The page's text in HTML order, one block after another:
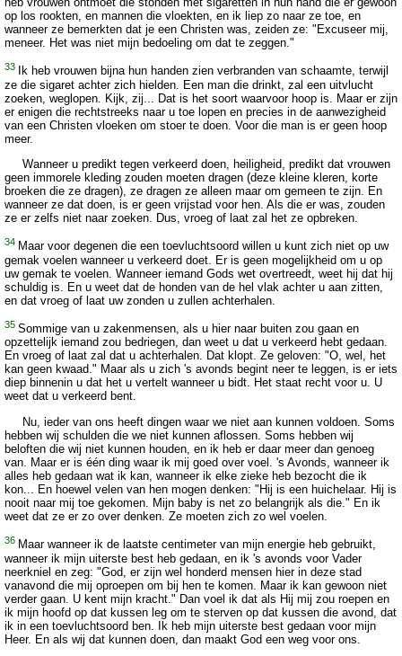
op los rookten, en mannen die vloekten, en ik liep zo naar ze toe, en
wanneer ze bemerkten dat je een Christen was, zeiden ze: "Excuseer mij,
meneer. Het was niet mijn bedoeling om dat te zeggen."
33
Ik heb vrouwen bijna hun handen zien verbranden van schaamte, terwijl
ze die sigaret achter zich hielden. Een man die drinkt, zal een uitvlucht
zoeken, weglopen. Kijk, zij... Dat is het soort waarvoor hoop is. Maar er zijn
er enigen die rechtstreeks naar u toe lopen en precies in de aanwezigheid
van een Christen vloeken om stoer te doen. Voor die man is er geen hoop
meer.
Wanneer u predikt tegen verkeerd doen, heiligheid, predikt dat vrouwen
geen immorele kleding zouden moeten dragen (deze kleine kleren, korte
broeken die ze dragen), ze dragen ze alleen maar om gemeen te zijn. En
wanneer ze dat doen, is er geen vrijstad voor hen. Als die er was, zouden
ze er zelfs niet naar zoeken. Dus, vroeg of laat zal het ze opbreken.
34 Maar voor degenen die een toevluchtsoord willen u kunt zich niet op uw
gemak voelen wanneer u verkeerd doet. Er is geen mogelijkheid om u op
uw gemak te voelen. Wanneer iemand Gods wet overtreedt, weet hij dat hij
schuldig is. En u weet dat de honden van de hel vlak achter u aan zitten,
en dat vroeg of laat uw zonden u zullen achterhalen.
35 Sommige van u zakenmensen, als u hier naar buiten zou gaan en
opzettelijk iemand zou bedriegen, dan weet u dat u verkeerd hebt gedaan.
En vroeg of laat zal dat u achterhalen. Dat klopt. Ze geloven: "O, wel, het
kan geen kwaad." Maar als u zich 's avonds begint neer te leggen, is er iets
diep binnenin u dat het u vertelt wanneer u bidt. Het staat recht voor u. U
weet dat u verkeerd bent.
Nu, ieder van ons heeft dingen waar we niet aan kunnen voldoen. Soms
hebben wij schulden die we niet kunnen aflossen. Soms hebben wij
beloften die wij niet kunnen houden, en ik heb er daar meer dan genoeg
van. Maar er is één ding waar ik mij goed over voel. 's Avonds, wanneer ik
alles heb gedaan wat ik kan, wanneer ik elke zieke heb bezocht die ik
kon... En hoewel velen van hen mogen denken: "Hij is een huichelaar. Hij is
nooit naar mij toe gekomen. Mijn baby is net zo belangrijk als die." En ik
weet dat ze er zo over denken. Ze moeten zich zo wel voelen.
36 Maar wanneer ik de laatste centimeter van mijn energie heb gebruikt,
wanneer ik mijn uiterste best heb gedaan, en ik 's avonds voor Vader
neerkniel en zeg: "God, er zijn wel honderd mensen hier in deze stad
vanavond die mij oproepen om bij hen te komen. Maar ik kan gewoon niet
verder gaan. U kent mijn kracht." Dan voel ik dat als Hij mij zou roepen en
ik mijn hoofd op dat kussen leg om te sterven op dat kussen die avond, dat
ik in een toevluchtsoord ben. Ik heb mijn uiterste best gedaan voor mijn
Heer. En als wij dat kunnen doen, dan maakt God een weg voor ons.